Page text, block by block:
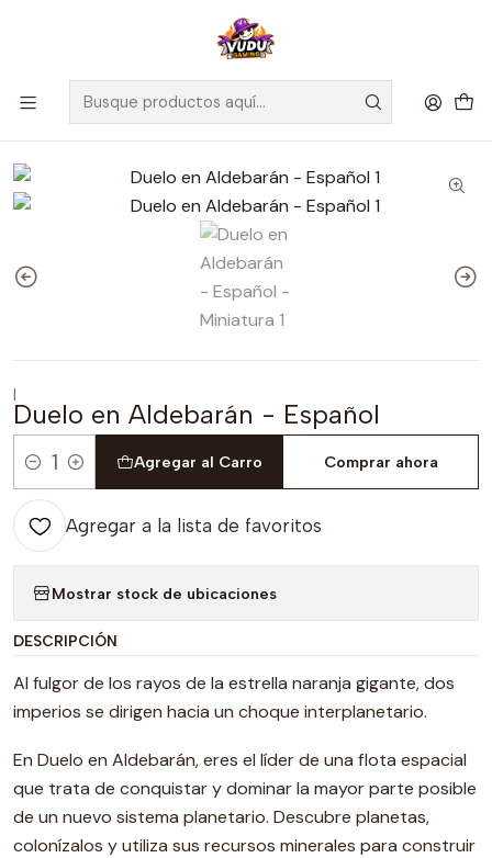
🚀 ¡Despachamos a todo Chile! Envío GRATIS a Regiones sobre
$100.000 y a RM sobre $35.000
Inicio Juegos de Mesa Editorial Maldito Games
Duelo en Aldebarán - Español
|
Duelo en Aldebarán - Español
Cantidad
Agregar al Carro Comprar ahora
Agregar a la lista de favoritos
Mostrar stock de ubicaciones
DESCRIPCIÓN
Al fulgor de los rayos de la estrella naranja gigante, dos
imperios se dirigen hacia un choque interplanetario.
En Duelo en Aldebarán, eres el líder de una flota espacial
que trata de conquistar y dominar la mayor parte posible
de un nuevo sistema planetario. Descubre planetas,
colonízalos y utiliza sus recursos minerales para construir